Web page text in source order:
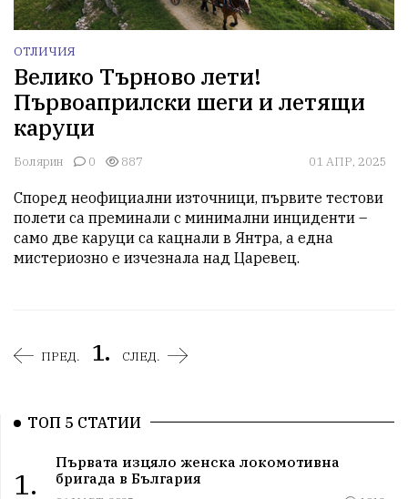
ОТЛИЧИЯ
Велико Търново лети!
Първоаприлски шеги и летящи
каруци
Болярин 0 887 01 АПР, 2025
Според неофициални източници, първите тестови
полети са преминали с минимални инциденти –
само две каруци са кацнали в Янтра, а една
мистериозно е изчезнала над Царевец.
ПРЕД. 1. СЛЕД.
ТОП 5 СТАТИИ
1.
Първата изцяло женска локомотивна
бригада в България